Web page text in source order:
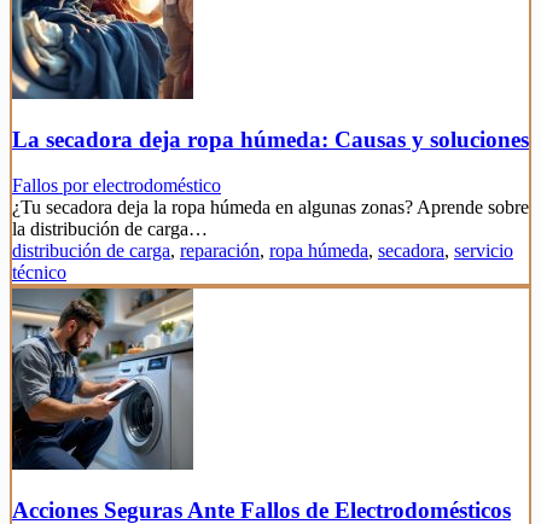
La secadora deja ropa húmeda: Causas y soluciones
Fallos por electrodoméstico
¿Tu secadora deja la ropa húmeda en algunas zonas? Aprende sobre
la distribución de carga…
distribución de carga, reparación, ropa húmeda, secadora, servicio
técnico
Acciones Seguras Ante Fallos de Electrodomésticos